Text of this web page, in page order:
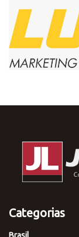
Categorias
Brasil